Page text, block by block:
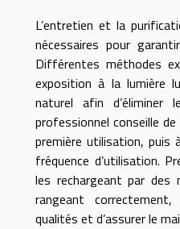
L’entretien et la
nécessaires pour
Différentes méthodes
exposition à la lumière
naturel afin d’éliminer
professionnel conseille
première utilisation, puis
fréquence d’utilisation.
les rechargeant par des
rangeant
qualités et d’assurer le